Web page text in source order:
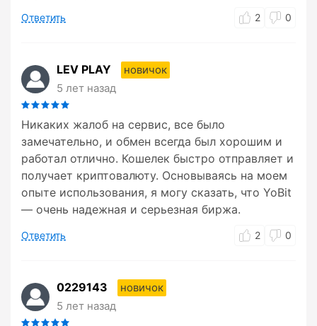
Ответить 2 0
LEV PLAY
новичок
5 лет назад
Никаких жалоб на сервис, все было
замечательно, и обмен всегда был хорошим и
работал отлично. Кошелек быстро отправляет и
получает криптовалюту. Основываясь на моем
опыте использования, я могу сказать, что YoBit
— очень надежная и серьезная биржа.
Ответить 2 0
0229143
новичок
5 лет назад